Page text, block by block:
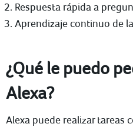
Respuesta rápida a
Aprendizaje continuo de
¿Qué le puedo
Alexa?
Alexa puede realizar tareas